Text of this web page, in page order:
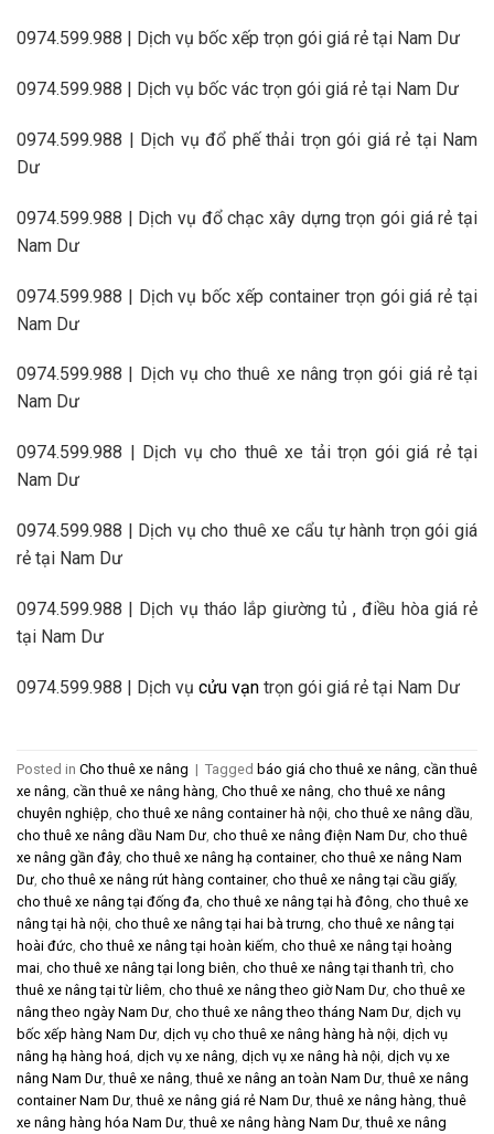
0974.599.988 | Dịch vụ bốc xếp trọn gói giá rẻ tại Nam Dư
0974.599.988 | Dịch vụ bốc vác trọn gói giá rẻ tại Nam Dư
0974.599.988 | Dịch vụ đổ phế thải trọn gói giá rẻ tại Nam
Dư
0974.599.988 | Dịch vụ đổ chạc xây dựng trọn gói giá rẻ tại
Nam Dư
0974.599.988 | Dịch vụ bốc xếp container trọn gói giá rẻ tại
Nam Dư
0974.599.988 | Dịch vụ cho thuê xe nâng trọn gói giá rẻ tại
Nam Dư
0974.599.988 | Dịch vụ cho thuê xe tải trọn gói giá rẻ tại
Nam Dư
0974.599.988 | Dịch vụ cho thuê xe cẩu tự hành trọn gói giá
rẻ tại Nam Dư
0974.599.988 | Dịch vụ tháo lắp giường tủ , điều hòa giá rẻ
tại Nam Dư
0974.599.988 | Dịch vụ cửu vạn trọn gói giá rẻ tại Nam Dư
Posted in Cho thuê xe nâng | Tagged báo giá cho thuê xe nâng cần thuê
xe nâng cần thuê xe nâng hàng Cho thuê xe nâng cho thuê xe nâng
chuyên nghiệp cho thuê xe nâng container hà nội cho thuê xe nâng dầu
cho thuê xe nâng dầu Nam Dư cho thuê xe nâng điện Nam Dư cho thuê
xe nâng gần đây, cho thuê xe nâng hạ container, cho thuê xe nâng Nam
Dư cho thuê xe nâng rút hàng container, cho thuê xe nâng tại cầu giấy,
cho thuê xe nâng tại đống đa cho thuê xe nâng tại hà đông cho thuê xe
nâng tại hà nội cho thuê xe nâng tại hai bà trưng cho thuê xe nâng tại
hoài đức cho thuê xe nâng tại hoàn kiếm cho thuê xe nâng tại hoàng
mai cho thuê xe nâng tại long biên cho thuê xe nâng tại thanh trì cho
thuê xe nâng tại từ liêm cho thuê xe nâng theo giờ Nam Dư cho thuê xe
nâng theo ngày Nam Dư cho thuê xe nâng theo tháng Nam Dư dịch vụ
bốc xếp hàng Nam Dư dịch vụ cho thuê xe nâng hàng hà nội dịch vụ
nâng hạ hàng hoá dịch vụ xe nâng dịch vụ xe nâng hà nội dịch vụ xe
nâng Nam Dư ,thuê xe nâng ,thuê xe nâng an toàn Nam Dư ,thuê xe nâng
container Nam Dư ,thuê xe nâng giá rẻ Nam Dư ,thuê xe nâng hàng ,thuê
xe nâng hàng hóa Nam Dư ,thuê xe nâng hàng Nam Dư ,thuê xe nâng